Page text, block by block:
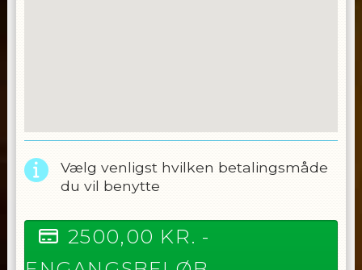
Vælg venligst hvilken betalingsmåde
du vil benytte
2500,00 KR. -